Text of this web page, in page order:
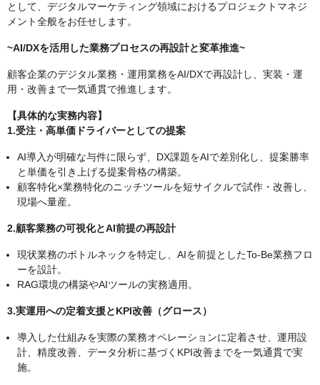
として、デジタルマーケティング領域におけるプロジェクトマネジ
メント全般をお任せします。
~AI/DXを活用した業務プロセスの再設計と変革推進~
顧客企業のデジタル業務・運用業務をAI/DXで再設計し、実装・運
用・改善まで一気通貫で推進します。
【具体的な実務内容】
1.受注・高単価ドライバーとしての提案
AI導入が明確な与件に限らず、DX課題をAIで差別化し、提案勝率
と単価を引き上げる提案骨格の構築。
顧客特化×業務特化のニッチツールを短サイクルで試作・改善し、
現場へ量産。
2.顧客業務の可視化とAI前提の再設計
現状業務のボトルネックを特定し、AIを前提としたTo-Be業務フロ
ーを設計。
RAG環境の構築やAIツールの実務適用。
3.実運用への定着支援とKPI改善（グロース）
導入した仕組みを実際の業務オペレーションに定着させ、運用設
計、精度改善、データ分析に基づくKPI改善までを一気通貫で実
施。